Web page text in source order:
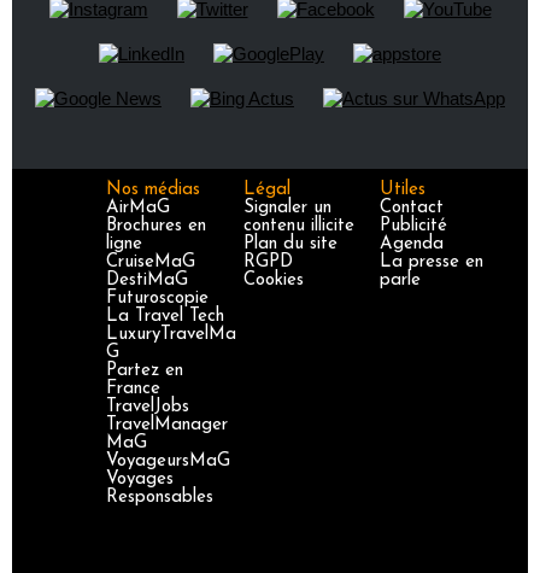
Nos médias
AirMaG
Brochures en
ligne
CruiseMaG
DestiMaG
Futuroscopie
La Travel Tech
LuxuryTravelMa
G
Partez en
France
TravelJobs
TravelManager
MaG
VoyageursMaG
Voyages
Responsables
Légal
Signaler un
contenu illicite
Plan du site
RGPD
Cookies
Utiles
Contact
Publicité
Agenda
La presse en
parle